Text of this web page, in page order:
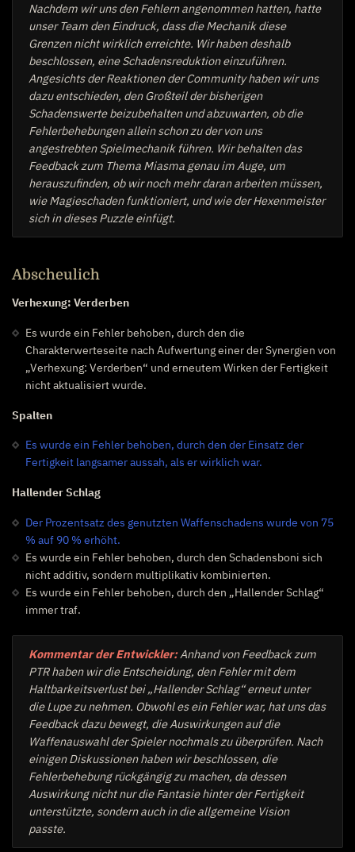
Nachdem wir uns den Fehlern angenommen hatten, hatte
unser Team den Eindruck, dass die Mechanik diese
Grenzen nicht wirklich erreichte. Wir haben deshalb
beschlossen, eine Schadensreduktion einzuführen.
Angesichts der Reaktionen der Community haben wir uns
dazu entschieden, den Großteil der bisherigen
Schadenswerte beizubehalten und abzuwarten, ob die
Fehlerbehebungen allein schon zu der von uns
angestrebten Spielmechanik führen. Wir behalten das
Feedback zum Thema Miasma genau im Auge, um
herauszufinden, ob wir noch mehr daran arbeiten müssen,
wie Magieschaden funktioniert, und wie der Hexenmeister
sich in dieses Puzzle einfügt.
Abscheulich
Verhexung: Verderben
Es wurde ein Fehler behoben, durch den die
Charakterwerteseite nach Aufwertung einer der Synergien von
„Verhexung: Verderben“ und erneutem Wirken der Fertigkeit
nicht aktualisiert wurde.
Spalten
Es wurde ein Fehler behoben, durch den der Einsatz der
Fertigkeit langsamer aussah, als er wirklich war.
Hallender Schlag
Der Prozentsatz des genutzten Waffenschadens wurde von 75
% auf 90 % erhöht.
Es wurde ein Fehler behoben, durch den Schadensboni sich
nicht additiv, sondern multiplikativ kombinierten.
Es wurde ein Fehler behoben, durch den „Hallender Schlag“
immer traf.
Kommentar der Entwickler:Anhand von Feedback zum
PTR haben wir die Entscheidung, den Fehler mit dem
Haltbarkeitsverlust bei „Hallender Schlag“ erneut unter
die Lupe zu nehmen. Obwohl es ein Fehler war, hat uns das
Feedback dazu bewegt, die Auswirkungen auf die
Waffenauswahl der Spieler nochmals zu überprüfen. Nach
einigen Diskussionen haben wir beschlossen, die
Fehlerbehebung rückgängig zu machen, da dessen
Auswirkung nicht nur die Fantasie hinter der Fertigkeit
unterstützte, sondern auch in die allgemeine Vision
passte.